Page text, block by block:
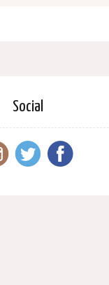
Social